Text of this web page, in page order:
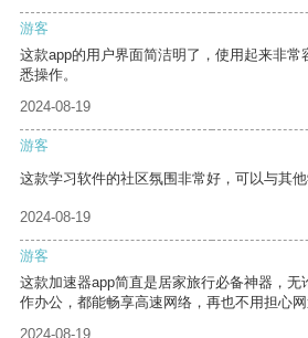
游客
这款app的用户界面简洁明了，使用起来非
悉操作。
2024-08-19
游客
这款学习软件的社区氛围非常好，可以与其他
2024-08-19
游客
这款加速器app简直是居家旅行必备神器，
作办公，都能畅享高速网络，再也不用担心网
2024-08-19